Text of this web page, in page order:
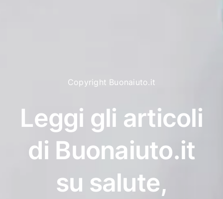
Copyright Buonaiuto.it
Leggi gli articoli
di Buonaiuto.it
su salute,